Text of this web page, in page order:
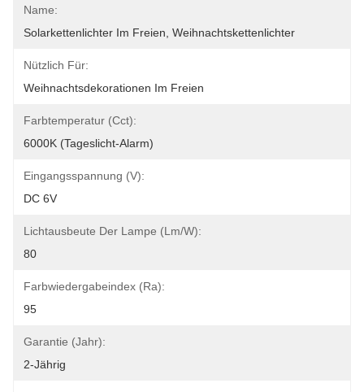
Name:
Solarkettenlichter Im Freien, Weihnachtskettenlichter
Nützlich Für:
Weihnachtsdekorationen Im Freien
Farbtemperatur (cct):
6000K (Tageslicht-Alarm)
Eingangsspannung (V):
DC 6V
Lichtausbeute Der Lampe (lm/w):
80
Farbwiedergabeindex (Ra):
95
Garantie (Jahr):
2-Jährig